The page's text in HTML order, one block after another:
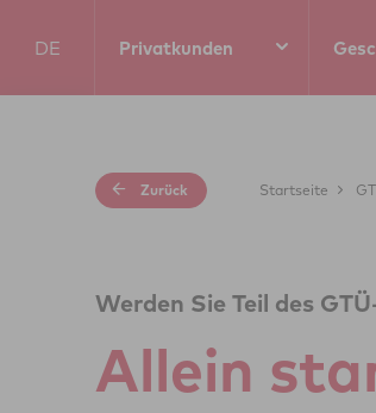
DE Privatkunden
Zurück Startseite
Werden Sie Teil des
Allein